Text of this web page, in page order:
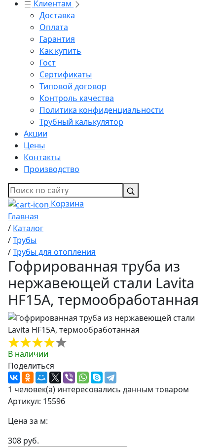
Клиентам
Доставка
Оплата
Гарантия
Как купить
Гост
Сертификаты
Типовой договор
Контроль качества
Политика конфиденциальности
Трубный калькулятор
Акции
Цены
Контакты
Производство
Корзина
Главная
/ Каталог
/Трубы
/Трубы для отопления
Гофрированная труба из
нержавеющей стали Lavita
HF15A, термообработанная
В наличии
Поделиться
1 человек(а) интересовались данным товаром
Артикул: 15596
Цена за м:
308 руб.